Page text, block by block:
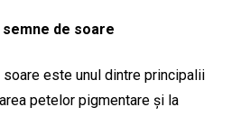
de soare
soare este unul dintre principalii
petelor pigmentare și la